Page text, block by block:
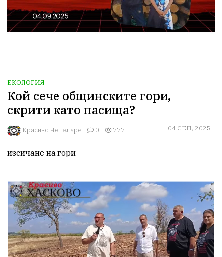
ЕКОЛОГИЯ
Кой сече общинските гори,
скрити като пасища?
Красиво Чепеларе 0 777 04 СЕП, 2025
изсичане на гори